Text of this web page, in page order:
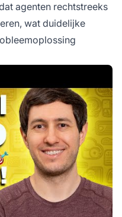
agenten rechtstreeks
wat duidelijke